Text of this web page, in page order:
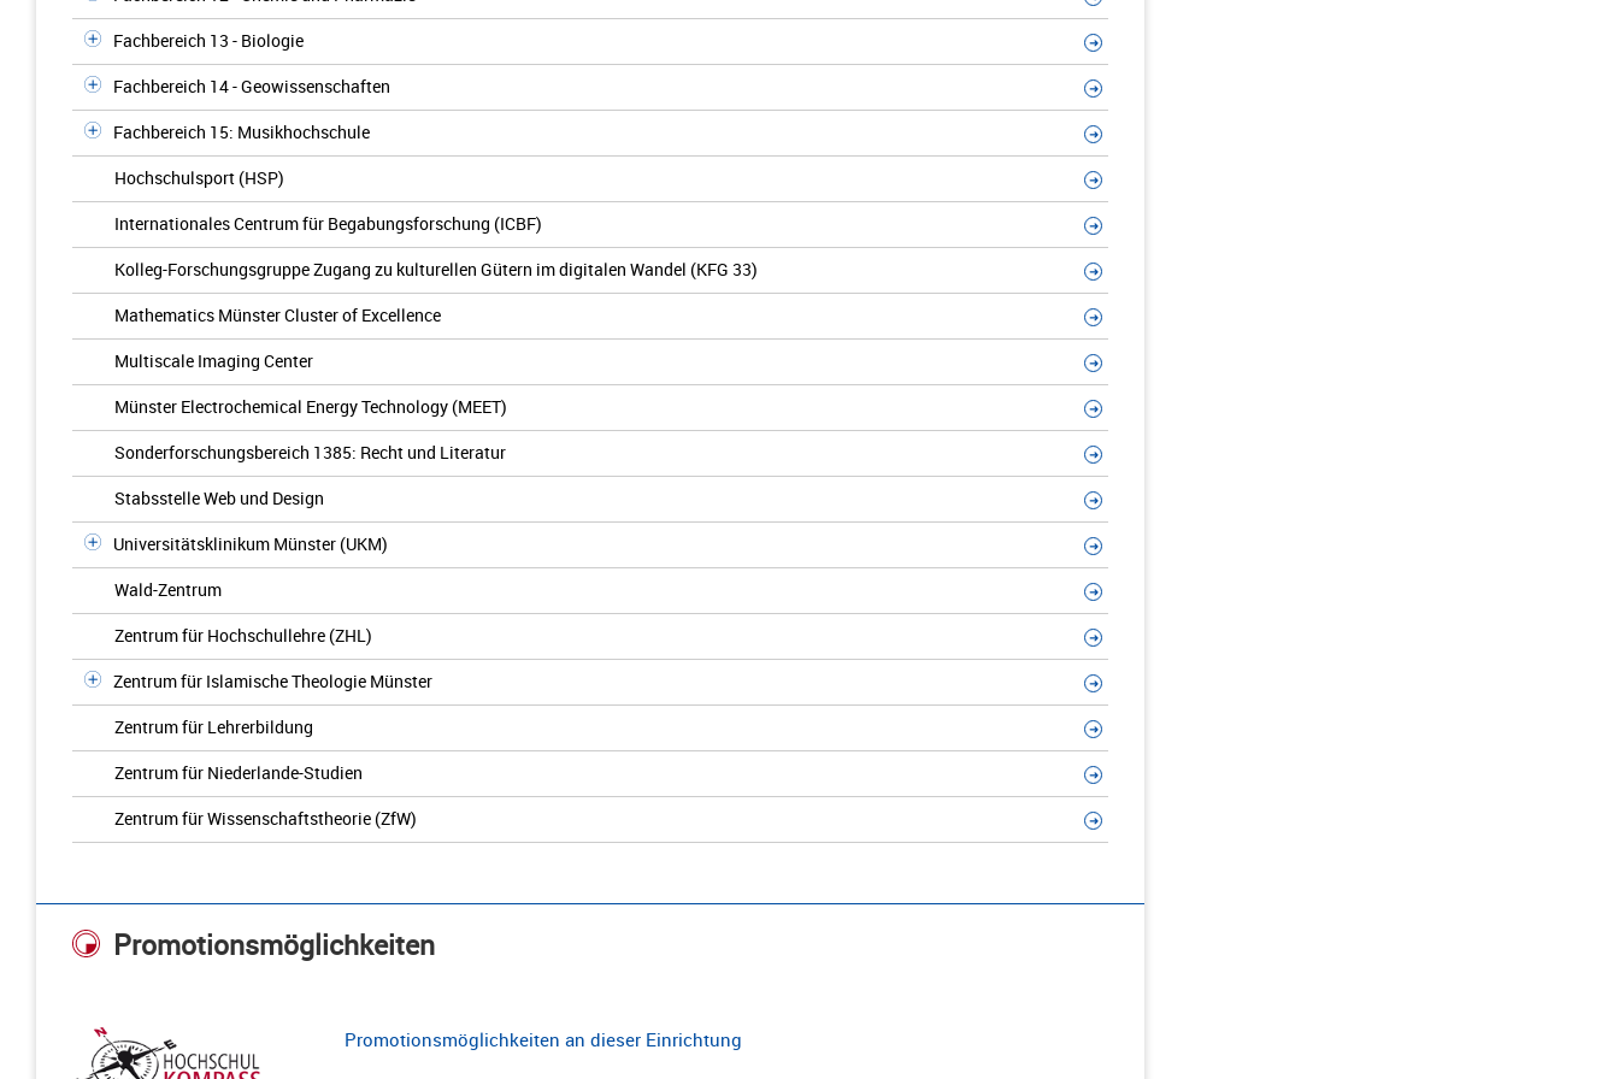
Fachbereich 13 - Biologie
Fachbereich 14 - Geowissenschaften
Fachbereich 15: Musikhochschule
Hochschulsport (HSP)
Internationales Centrum für Begabungsforschung (ICBF)
Kolleg-Forschungsgruppe Zugang zu kulturellen Gütern im digitalen Wandel (KFG 33)
Mathematics Münster Cluster of Excellence
Multiscale Imaging Center
Münster Electrochemical Energy Technology (MEET)
Sonderforschungsbereich 1385: Recht und Literatur
Stabsstelle Web und Design
Universitätsklinikum Münster (UKM)
Wald-Zentrum
Zentrum für Hochschullehre (ZHL)
Zentrum für Islamische Theologie Münster
Zentrum für Lehrerbildung
Zentrum für Niederlande-Studien
Zentrum für Wissenschaftstheorie (ZfW)
Promotionsmöglichkeiten
Promotionsmöglichkeiten an dieser Einrichtung